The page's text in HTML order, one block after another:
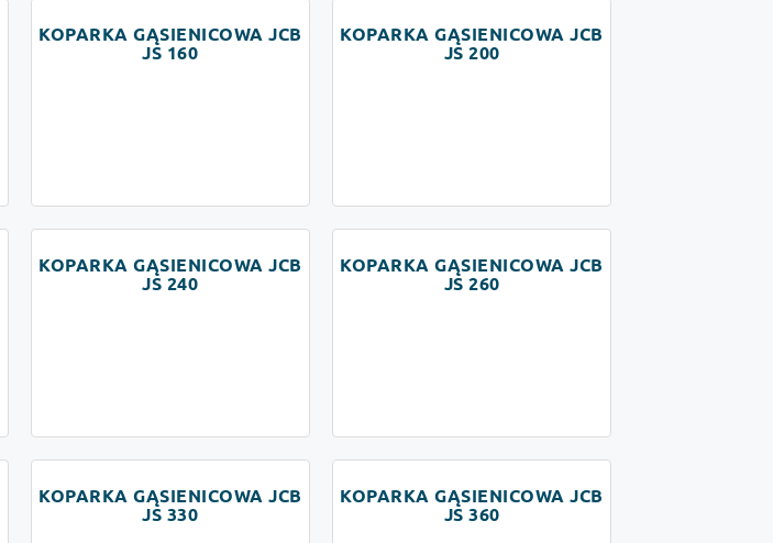
KOPARKA GĄSIENICOWA JCB
JS 160
KOPARKA GĄSIENICOWA JCB
JS 200
KOPARKA GĄSIENICOWA JCB
JS 240
KOPARKA GĄSIENICOWA JCB
JS 260
KOPARKA GĄSIENICOWA JCB
JS 330
KOPARKA GĄSIENICOWA JCB
JS 360